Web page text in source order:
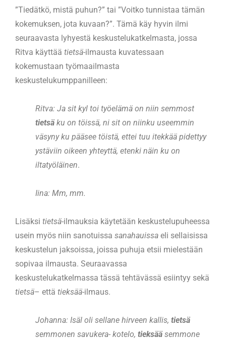
”Tiedätkö, mistä puhun?” tai ”Voitko tunnistaa tämän
kokemuksen, jota kuvaan?”. Tämä käy hyvin ilmi
seuraavasta lyhyestä keskustelukatkelmasta, jossa
Ritva käyttää tietsä-ilmausta kuvatessaan
kokemustaan työmaailmasta
keskustelukumppanilleen:
Ritva: Ja sit kyl toi työelämä on niin semmost
tietsä ku on töissä, ni sit on niinku useemmin
väsyny ku pääsee töistä, ettei tuu itekkää pidettyy
ystäviin oikeen yhteyttä, etenki näin ku on
iltatyöläinen.
Iina: Mm, mm.
Lisäksi tietsä-ilmauksia käytetään keskustelupuheessa
usein myös niin sanotuissa sanahauissa eli sellaisissa
keskustelun jaksoissa, joissa puhuja etsii mielestään
sopivaa ilmausta. Seuraavassa
keskustelukatkelmassa tässä tehtävässä esiintyy sekä
tietsä– että tieksää-ilmaus.
Johanna: Isäl oli sellane hirveen kallis, tietsä
semmonen savukera- kotelo, tieksää semmone